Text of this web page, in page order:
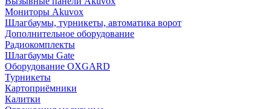
Мониторы Akuvox
Шлагбаумы, турникеты, автоматика ворот
Дополнительное оборудование
Радиокомплекты
Шлагбаумы Gate
Оборудование OXGARD
Турникеты
Картоприёмники
Калитки